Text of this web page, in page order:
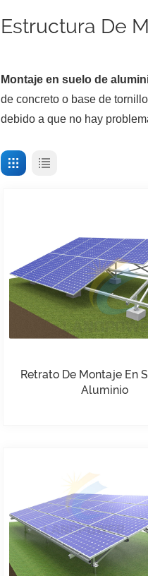
Estructura De
Montaje en suelo de
de concreto o base de
debido a que no hay
Retrato De Montaje En
Aluminio